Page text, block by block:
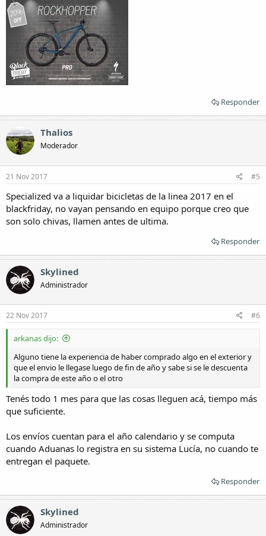
Responder
Thalios
Moderador
21 Nov 2017 #5
Specialized va a liquidar bicicletas de la linea 2017 en el
blackfriday, no vayan pensando en equipo porque creo que
son solo chivas, llamen antes de ultima.
Responder
Skylined
Administrador
22 Nov 2017 #6
arkanas dijo:
Alguno tiene la experiencia de haber comprado algo en el exterior y
que el envio le llegase luego de fin de año y sabe si se le descuenta
la compra de este año o el otro
Tenés todo 1 mes para que las cosas lleguen acá, tiempo más
que suficiente.
Los envíos cuentan para el año calendario y se computa
cuando Aduanas lo registra en su sistema Lucía, no cuando te
entregan el paquete.
Responder
Skylined
Administrador